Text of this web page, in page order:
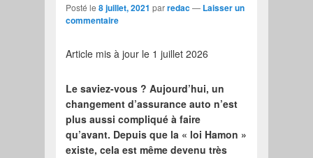
Posté le8 juillet, 2021 parredac— Laisser un
commentaire
Article mis à jour le 1 juillet 2026
Le saviez-vous ? Aujourd’hui, un
changement d’assurance auto n’est
plus aussi compliqué à faire
qu’avant. Depuis que la « loi Hamon »
existe, cela est même devenu très